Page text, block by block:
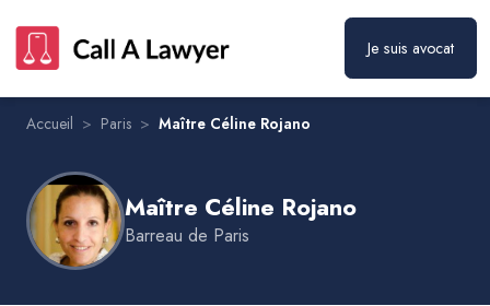
Je suis avocat
Maître Céline Rojano
Accueil > Paris > Maître Céline Rojano
Maître Céline Rojano
Barreau de Paris